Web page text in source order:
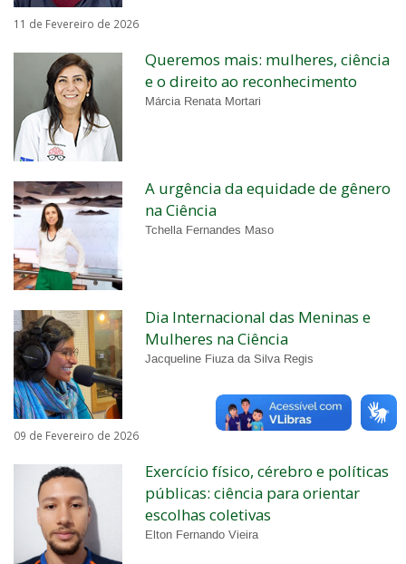
11 de Fevereiro de 2026
Queremos mais: mulheres, ciência
e o direito ao reconhecimento
Márcia Renata Mortari
A urgência da equidade de gênero
na Ciência
Tchella Fernandes Maso
Dia Internacional das Meninas e
Mulheres na Ciência
Jacqueline Fiuza da Silva Regis
09 de Fevereiro de 2026
Exercício físico, cérebro e políticas
públicas: ciência para orientar
escolhas coletivas
Elton Fernando Vieira